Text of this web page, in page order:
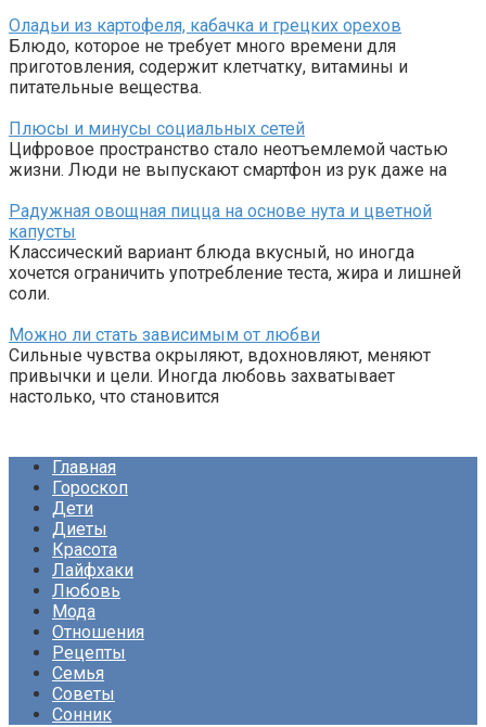
Оладьи из картофеля, кабачка и грецких орехов
Блюдо, которое не требует много времени для
приготовления, содержит клетчатку, витамины и
питательные вещества.
Плюсы и минусы социальных сетей
Цифровое пространство стало неотъемлемой частью
жизни. Люди не выпускают смартфон из рук даже на
Радужная овощная пицца на основе нута и цветной
капусты
Классический вариант блюда вкусный, но иногда
хочется ограничить употребление теста, жира и лишней
соли.
Можно ли стать зависимым от любви
Сильные чувства окрыляют, вдохновляют, меняют
привычки и цели. Иногда любовь захватывает
настолько, что становится
Главная
Гороскоп
Дети
Диеты
Красота
Лайфхаки
Любовь
Мода
Отношения
Рецепты
Семья
Советы
Сонник